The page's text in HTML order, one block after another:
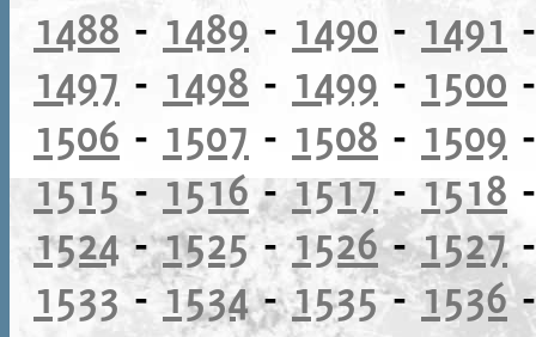
1488 - 1489 - 1490 - 1491
1497 - 1498 - 1499 - 1500
1506 - 1507 - 1508 - 1509
1515- 1516-1517- 1518
1524-1525-1526-1527
1533-1534-1535-1536